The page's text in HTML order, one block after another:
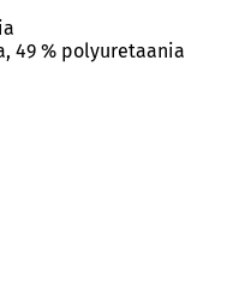
49 % polyuretaania